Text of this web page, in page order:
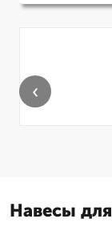
‹
Навесы